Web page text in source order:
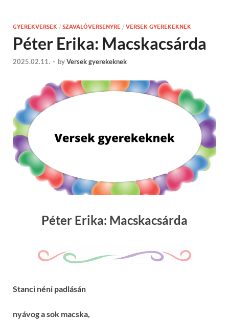
GYEREKVERSEK / SZAVALÓVERSENYRE / VERSEK GYEREKEKNEK
Péter Erika: Macskacsárda
2025.02.11. - byVersek gyerekeknek
Péter Erika: Macskacsárda
Stanci néni padlásán
nyávog a sok macska,